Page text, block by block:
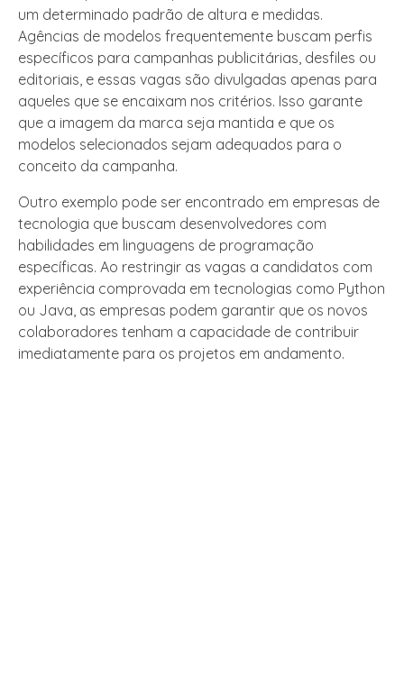
um determinado padrão de altura e medidas.
Agências de modelos frequentemente buscam perfis
específicos para campanhas publicitárias, desfiles ou
editoriais, e essas vagas são divulgadas apenas para
aqueles que se encaixam nos critérios. Isso garante
que a imagem da marca seja mantida e que os
modelos selecionados sejam adequados para o
conceito da campanha.
Outro exemplo pode ser encontrado em empresas de
tecnologia que buscam desenvolvedores com
habilidades em linguagens de programação
específicas. Ao restringir as vagas a candidatos com
experiência comprovada em tecnologias como Python
ou Java, as empresas podem garantir que os novos
colaboradores tenham a capacidade de contribuir
imediatamente para os projetos em andamento.